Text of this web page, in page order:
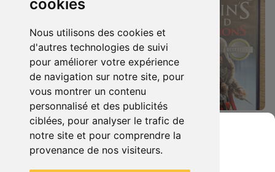
cookies
Nous utilisons des cookies et
d'autres technologies de suivi
pour améliorer votre expérience
de navigation sur notre site, pour
vous montrer un contenu
personnalisé et des publicités
ciblées, pour analyser le trafic de
notre site et pour comprendre la
provenance de nos visiteurs.
7.90 € 0
Duo : The Elder Scrolls Iv - Oblivion + Bioshock Xbox 360
4.90 €